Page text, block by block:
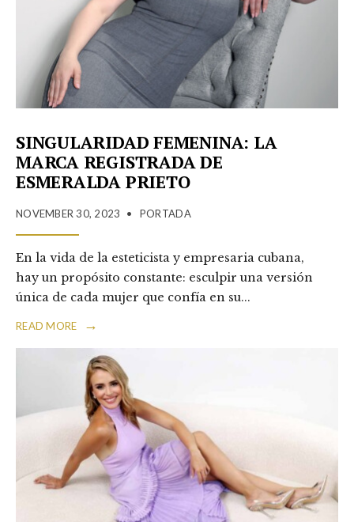
SINGULARIDAD FEMENINA: LA
MARCA REGISTRADA DE
ESMERALDA PRIETO
NOVEMBER 30, 2023 • PORTADA
En la vida de la esteticista y empresaria cubana,
hay un propósito constante: esculpir una versión
única de cada mujer que confía en su...
READ MORE →